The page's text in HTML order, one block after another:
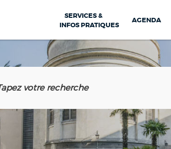
SERVICES &
INFOS PRATIQUES
AGENDA